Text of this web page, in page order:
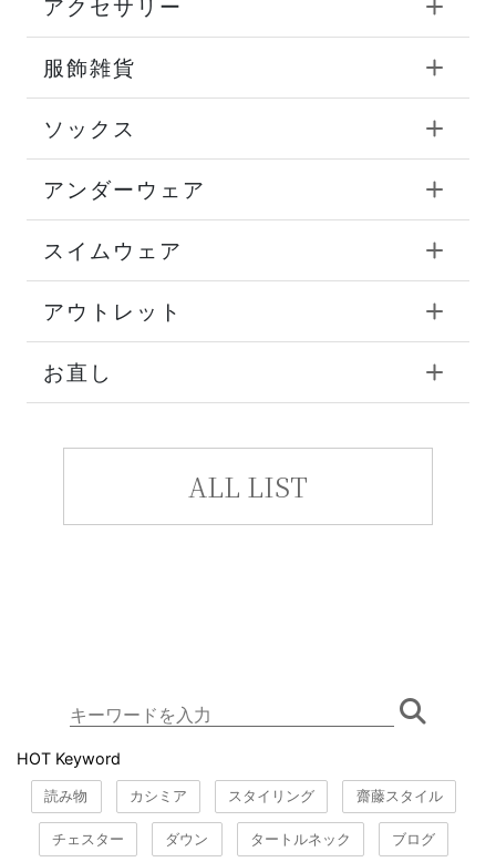
アクセサリー
服飾雑貨
ソックス
アンダーウェア
スイムウェア
アウトレット
お直し
ALL LIST
HOT Keyword
読み物 カシミア スタイリング 齋藤スタイル
チェスター ダウン タートルネック ブログ